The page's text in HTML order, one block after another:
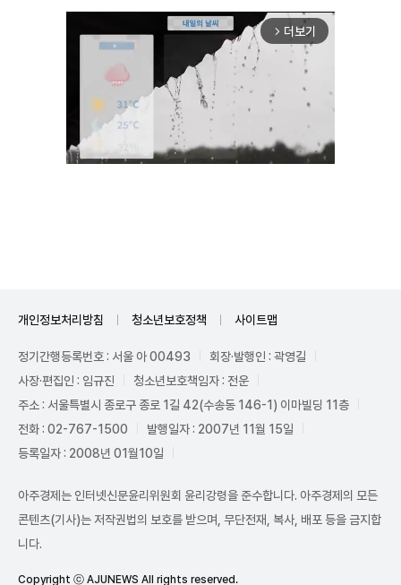
arrow_forward_ios 더보기
개인정보처리방침 청소년보호정책 사이트맵
정기간행등록번호 : 서울 아 00493
회장·발행인 : 곽영길
사장·편집인 : 임규진
청소년보호책임자 : 전운
주소 : 서울특별시 종로구 종로 1길 42(수송동 146-1) 이마빌딩 11층
전화 : 02-767-1500
발행일자 : 2007년 11월 15일
등록일자 : 2008년 01월10일
아주경제는 인터넷신문윤리위원회 윤리강령을 준수합니다. 아주경제의 모든
콘텐츠(기사)는 저작권법의 보호를 받으며, 무단전재, 복사, 배포 등을 금지합
니다.
Copyright ⓒ AJUNEWS All rights reserved.